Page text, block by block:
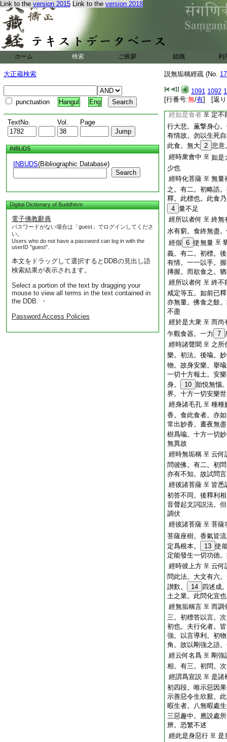
Link to the version 2015 Link to the version 2018
ホーム 検索 ご挨拶 組織 利
大正蔵検索
punctuation Hangul Eng
TextNo. Vol. Page
INBUDS
INBUDS(Bibliographic Database)
Search
Digital Dictionary of Buddhism
電子佛教辭典
パスワードがない場合は「guest」でログインしてくださ
い。
Users who do not have a password can log in with the
userID "guest".
本文をドラッグして選択するとDDBの見出し語
検索結果が表示されます。
Select a portion of the text by dragging your
mouse to view all terms in the text contained in
the DDB. ・
Password Access Policies
説無垢稱經疏 (No.
1091 1092
[行番号:無/有] [返り
薩聲聞。變身稱座
經時諸地神
至
無
儀。有靈聞香。理
經時無垢稱
甘
9 結之。四食已
香。初文有二。初
香臺如來所施甘露
妙味食
經如是食者 至 定
行大悲。薫撃身心
有情故。勿以生死
此食。無大 2 悲意
經時衆會中 至 如是
少也
經時化菩薩 至 無量
之。有二。初略誥
釋。此標也。此食
4 量不足
經所以者何 至 終無
水有窮。食終無盡
經假 6 使無量 至
義。有二。初標。
有情。一一以手。
摶握。而欲食之。
經所以者何 至 終不
戒定等五。如前已
亦無量。佛食之餘
不盡
經於是大衆 至 而尚
乍觀食器。一力
7
經時諸聲聞 至 之
樂。初法。後喩。
物。故身安樂。擧
一切十方報土。安
身。
10 胎悦無惱
界。十方一切安樂
經身諸毛孔 至 種種
香。食此食者。亦
常出妙香。晝夜無
樹爲喩。十方一切
無異故
經時無垢稱 至 云何
問彼佛。有二。初
亦有不知。故試問
經彼諸菩薩 至 皆
初答不同。後釋利
音聲起文詞説法。
調伏
經彼諸菩薩 至 菩薩
菩薩座樹。香氣皆
定爲根本。
13 使
定能發生一切功徳
經時彼上方 至 云何
問此法。大文有六
讃歎。
14 四述成
土之業。此問化宜也
經無垢稱言 至 而調
三。初標答以言。
初也。夫行化者。
強。以言導利。初
角。故以剛強之語
經云何名爲 至 剛
相。有三。初問。
經謂爲宣説 至 是諸
初四段。唯示惡因
示善惡令生欣厭。
暇生者。八無暇處
三惡趣中。應説處
辨。恐繁不述
經此是身惡行 至 是